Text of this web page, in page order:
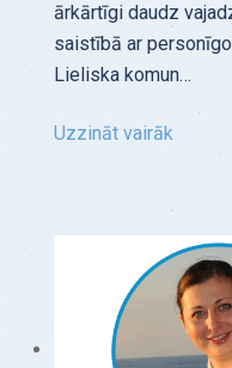
ārkārtīgi daudz
saistībā ar
Lieliska komun…
Uzzināt vairāk